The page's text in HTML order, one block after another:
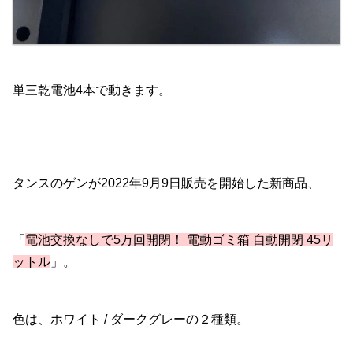
単三乾電池4本で動きます。
タンスのゲンが2022年9月9日販売を開始した新商品、
「 電池交換なしで5万回開閉！ 電動ゴミ箱 自動開閉 45リ
ットル 」。
色は、ホワイト / ダークグレーの２種類。